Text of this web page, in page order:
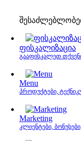
ფისკალიზაცია
გააფისკალეთ
Menu
პროდუქტები,
Marketing
კლიენტები,